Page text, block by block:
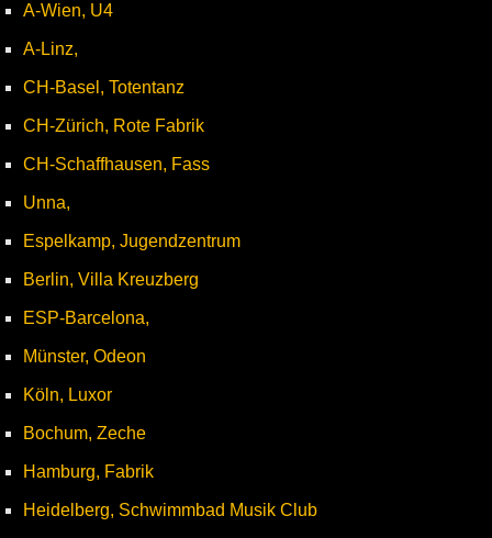
A-Wien, U4
A-Linz,
CH-Basel, Totentanz
CH-Zürich, Rote Fabrik
CH-Schaffhausen, Fass
Unna,
Espelkamp, Jugendzentrum
Berlin, Villa Kreuzberg
ESP-Barcelona,
Münster, Odeon
Köln, Luxor
Bochum, Zeche
Hamburg, Fabrik
Heidelberg, Schwimmbad Musik Club